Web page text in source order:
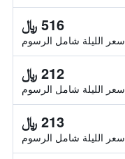
516 ﷼
سعر الليلة شامل الرسوم
212 ﷼
سعر الليلة شامل الرسوم
213 ﷼
سعر الليلة شامل الرسوم